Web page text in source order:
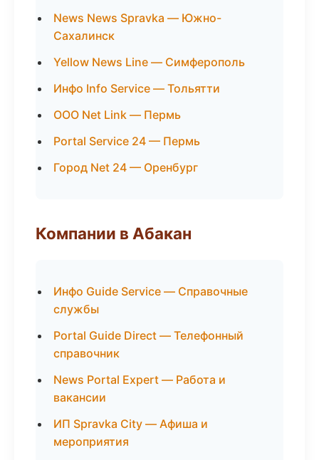
News News Spravka — Южно-
Сахалинск
Yellow News Line — Симферополь
Инфо Info Service — Тольятти
ООО Net Link — Пермь
Portal Service 24 — Пермь
Город Net 24 — Оренбург
Компании в Абакан
Инфо Guide Service — Справочные
службы
Portal Guide Direct — Телефонный
справочник
News Portal Expert — Работа и
вакансии
ИП Spravka City — Афиша и
мероприятия